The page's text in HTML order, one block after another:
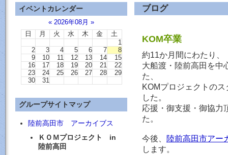
ブログ
KOM卒業
約11か月間にわたり、
大船渡・陸前高田を中
た、
KOMプロジェクトの
した。
応援・御支援・御協力
た。
今後、
陸前高田市アー
します。
イベントカレンダー
« 2026年08月 »
日
月 火 水 木 金
土
1
2
3 4 5 6 7
8
9
10 11 12 13 14
15
16
17 18 19 20 21
22
23
24 25 26 27 28
29
30
31
グループサイトマップ
陸前高田市 アーカイブス
ＫＯＭプロジェクト in
陸前高田